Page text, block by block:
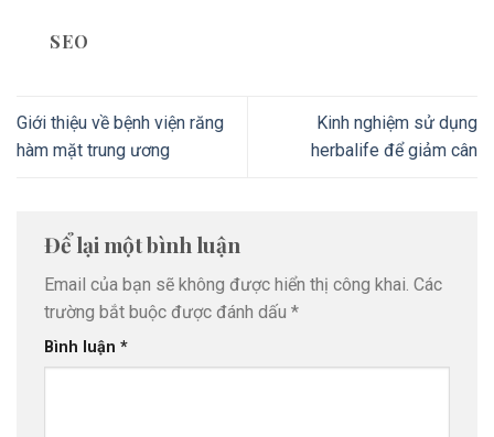
SEO
Giới thiệu về bệnh viện răng
hàm mặt trung ương
Kinh nghiệm sử dụng
herbalife để giảm cân
Để lại một bình luận
Email của bạn sẽ không được hiển thị công khai. Các
trường bắt buộc được đánh dấu *
Bình luận *